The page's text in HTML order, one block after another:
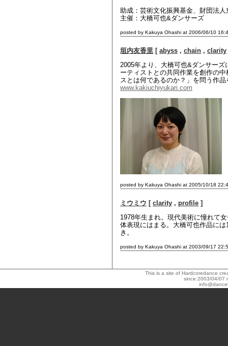
助成：芸術文化振興基金、財団法
主催：大橋可也&ダンサーズ
posted by Kakuya Ohashi at 2006/06/10
垣内友香里 [ abyss , chain , clarity
2005年より、大橋可也&ダンサー
ーティストとの共同作業を創作の
スとは何であるのか？」を問う作
www.kakiuchiyukari.com
posted by Kakuya Ohashi at 2005/10/18
ミウミウ [ clarity , profile ]
1978年生まれ。現代美術に憧れて
体表現にはまる。大橋可也作品に
き。
posted by Kakuya Ohashi at 2003/09/17
This is a site of Hardcoredance
since:2003/04/07